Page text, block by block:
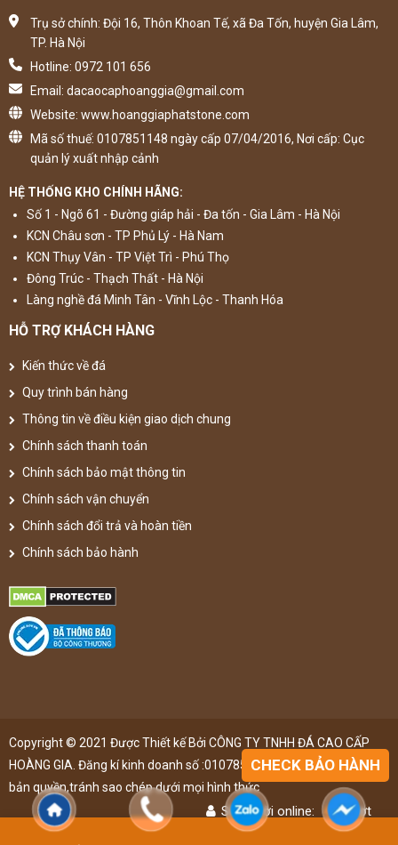
Trụ sở chính: Đội 16, Thôn Khoan Tế, xã Đa Tốn, huyện Gia Lâm,
TP. Hà Nội
Hotline: 0972 101 656
Email: dacaocaphoanggia@gmail.com
Website: www.hoanggiaphatstone.com
Mã số thuế: 0107851148 ngày cấp 07/04/2016, Nơi cấp: Cục
quản lý xuất nhập cảnh
HỆ THỐNG KHO CHÍNH HÃNG:
Số 1 - Ngõ 61 - Đường giáp hải - Đa tốn - Gia Lâm - Hà Nội
KCN Châu sơn - TP Phủ Lý - Hà Nam
KCN Thụy Vân - TP Việt Trì - Phú Thọ
Đông Trúc - Thạch Thất - Hà Nội
Làng nghề đá Minh Tân - Vĩnh Lộc - Thanh Hóa
HỖ TRỢ KHÁCH HÀNG
Kiến thức về đá
Quy trình bán hàng
Thông tin về điều kiện giao dịch chung
Chính sách thanh toán
Chính sách bảo mật thông tin
Chính sách vận chuyển
Chính sách đổi trả và hoàn tiền
Chính sách bảo hành
Copyright © 2021 Được Thiết kế Bởi CÔNG TY TNHH ĐÁ CAO CẤP
HOÀNG GIA. Đăng kí kinh doanh số :0107851148 ,đã được đăng kí
bản quyền,tránh sao chép dưới mọi hình thức
Số người online: 49 lượt
Lượt truy cập:
4895588 lượt
CHECK BẢO HÀNH